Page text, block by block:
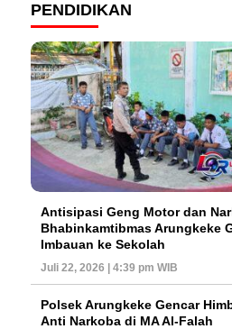
PENDIDIKAN
Antisipasi Geng Motor dan
Bhabinkamtibmas Arungkeke
Imbauan ke Sekolah
Juli 22, 2026 | 4:39 pm WIB
Polsek Arungkeke Gencar
Anti Narkoba di MA Al-Falah